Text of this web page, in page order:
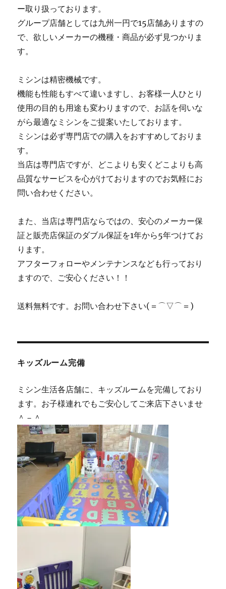
ー取り扱っております。
グループ店舗としては九州一円で15店舗ありますの
で、欲しいメーカーの機種・商品が必ず見つかりま
す。
ミシンは精密機械です。
機能も性能もすべて違いますし、お客様一人ひとり
使用の目的も用途も変わりますので、お話を伺いな
がら最適なミシンをご提案いたしております。
ミシンは必ず専門店での購入をおすすめしておりま
す。
当店は専門店ですが、どこよりも安くどこよりも高
品質なサービスを心がけておりますのでお気軽にお
問い合わせください。
また、当店は専門店ならではの、安心のメーカー保
証と販売店保証のダブル保証を1年から5年つけてお
ります。
アフターフォローやメンテナンスなども行っており
ますので、ご安心ください！！
送料無料です。お問い合わせ下さい(＝⌒▽⌒＝)
キッズルーム完備
ミシン生活各店舗に、キッズルームを完備しており
ます。お子様連れでもご安心してご来店下さいませ
＾－＾